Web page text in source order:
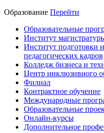
Образование Перейти
Образовательные
Институт
Институт подготовки
педагогических кадров
Колледж бизнеса и
Центр инклюзивного
Филиал
Контрактное обучение
Международные
Образовательные
Онлайн-курсы
Дополнительное